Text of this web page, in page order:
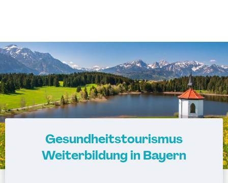
Gesundheitstourismus
Weiterbildung in Bayern